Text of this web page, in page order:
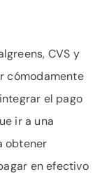
CVS y
cómodamente
el pago
ir a una
obtener
en efectivo